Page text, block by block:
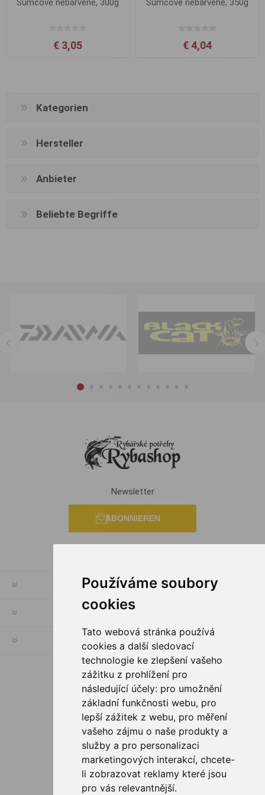
Používáme soubory
cookies
Tato webová stránka používá
cookies a další sledovací
technologie ke zlepšení vašeho
zážitku z prohlížení pro
následující účely: pro umožnění
základní funkčnosti webu, pro
lepší zážitek z webu, pro měření
vašeho zájmu o naše produkty a
služby a pro personalizaci
marketingových interakcí, chcete-
li zobrazovat reklamy které jsou
pro vás relevantnější.
Sumcové nebarvené, 300g
€ 3,05
Sumcové nebarvené, 350g
€ 4,04
Kategorien
Hersteller
Anbieter
Beliebte Begriffe
Newsletter
ABONNIEREN
RECHTE & FRISTEN
KUNDENSERVICE
HILFE & SERVICE
FOLGE UNS
ZAHLUNGSMÖGLICHKEITEN